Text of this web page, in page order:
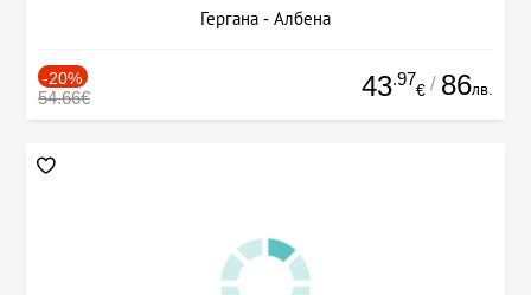
Гергана - Албена
-20%
54.66€ 43.97
€ / 86лв.